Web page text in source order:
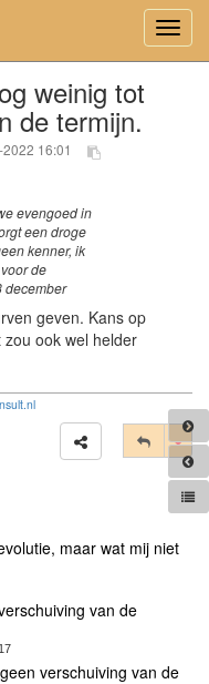
weinig tot
de termijn.
16:01
evengoed in
een droge
kenner, ik
de
december
geven. Kans op
ook wel helder
maar wat mij niet
van de
verschuiving van de